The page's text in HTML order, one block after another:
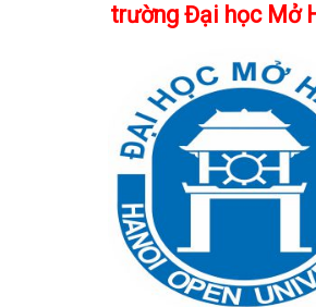
trường Đại học Mở